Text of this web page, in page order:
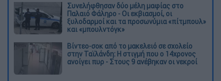
Συνελήφθησαν δύο μέλη μαφίας στο
Παλαιό Φάληρο - Οι εκβιασμοί, οι
ξυλοδαρμοί και τα προσωνύμια «πίτμπουλ»
και «μπουλντόγκ»
Βίντεο-σοκ από το μακελειό σε σχολείο
στην Ταϊλάνδη: Η στιγμή που ο 14χρονος
ανοίγει πυρ - Στους 9 ανέβηκαν οι νεκροί